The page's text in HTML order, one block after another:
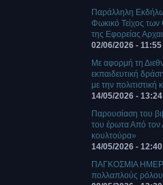
Παράλληλη
Φωκικό Τείχος
της Εφορείας
02/06/2026 - 11:55
Με αφορμή τη
εκπαιδευτική
με την
14/05/2026 - 13:24
Παρουσίαση του
του έρωτα Από τον
κουλτούρα»
14/05/2026 - 12:40
ΠΑΓΚΟΣΜΙΑ
πολλαπλούς